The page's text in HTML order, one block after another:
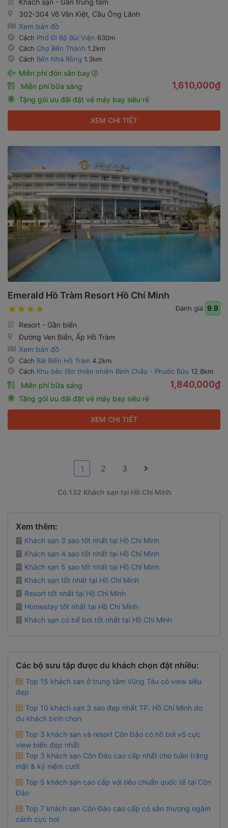
Khách sạn - Gần trung tâm
302-304 Võ Văn Kiệt, Cầu Ông Lãnh
Xem bản đồ
Cách Phố Đi Bộ Bùi Viện 630m
Cách Chợ Bến Thành 1.2km
Cách Bến Nhà Rồng 1.3km
Miễn phí đón sân bay
Miễn phí bữa sáng
Tặng gói ưu đãi đặt vé máy bay siêu rẻ
1,610,000₫
XEM CHI TIẾT
Emerald Hồ Tràm Resort Hồ Chí Minh
Đánh giá 9.9
Resort - Gần biển
Đường Ven Biển, Ấp Hồ Tràm
Xem bản đồ
Cách Bãi Biển Hồ Tràm 4.2km
Cách Khu bảo tồn thiên nhiên Bình Châu - Phước Bửu 12.8km
Miễn phí bữa sáng
Tặng gói ưu đãi đặt vé máy bay siêu rẻ
1,840,000₫
XEM CHI TIẾT
1 2 3
Có 132 Khách sạn tại Hồ Chí Minh
Xem thêm:
Khách sạn 3 sao tốt nhất tại Hồ Chí Minh
Khách sạn 4 sao tốt nhất tại Hồ Chí Minh
Khách sạn 5 sao tốt nhất tại Hồ Chí Minh
Khách sạn tốt nhất tại Hồ Chí Minh
Resort tốt nhất tại Hồ Chí Minh
Homestay tốt nhất tại Hồ Chí Minh
Khách sạn có bể bơi tốt nhất tại Hồ Chí Minh
Các bộ sưu tập được du khách chọn đặt nhiều:
Top 15 khách sạn ở trung tâm Vũng Tàu có view siêu
đẹp
Top 10 khách sạn 3 sao đẹp nhất TP. Hồ Chí Minh do
du khách bình chọn
Top 3 khách sạn và resort Côn Đảo có hồ bơi vô cực
view biển đẹp nhất
Top 3 khách sạn Côn Đảo cao cấp nhất cho tuần trăng
mật & kỷ niệm cưới
Top 5 khách sạn cao cấp với tiêu chuẩn quốc tế tại Côn
Đảo
Top 7 khách sạn Côn Đảo cao cấp có sân thượng ngắm
cảnh cực hot